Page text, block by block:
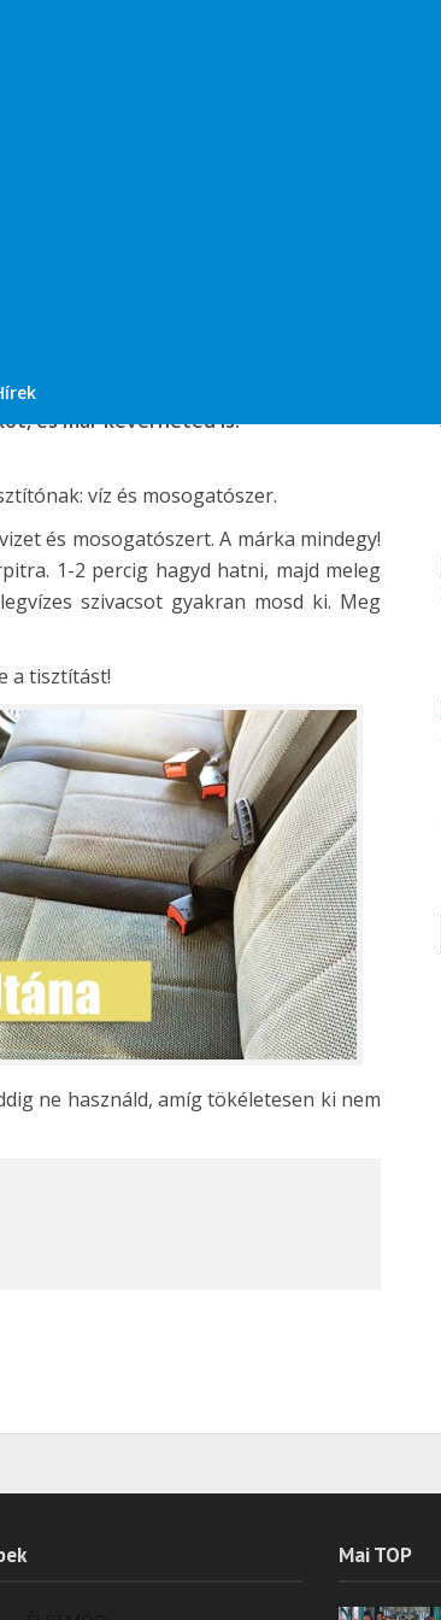
és már keverheted is!
víz és mosogatószer.
és mosogatószert. A márka mindegy!
1-2 percig hagyd hatni, majd meleg
szivacsot gyakran mosd ki. Meg
a tisztítást!
ne használd, amíg tökéletesen ki nem
Mai TOP